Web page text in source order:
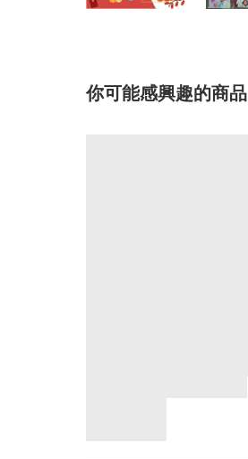
你可能感興趣的商品